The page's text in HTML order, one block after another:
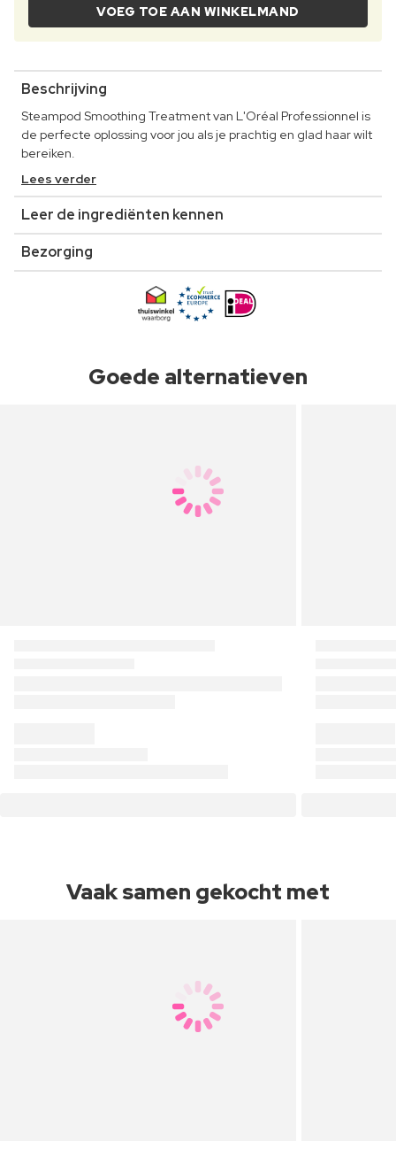
VOEG TOE AAN WINKELMAND
Beschrijving
Steampod Smoothing Treatment van L'Oréal Professionnel is
de perfecte oplossing voor jou als je prachtig en glad haar wilt
bereiken.
Lees verder
Leer de ingrediënten kennen
Bezorging
Goede alternatieven
Vaak samen gekocht met